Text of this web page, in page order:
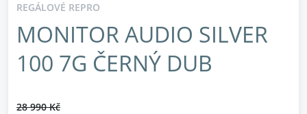
REGÁLOVÉ REPRO
MONITOR AUDIO SILVER
100 7G ČERNÝ DUB
28 990 Kč